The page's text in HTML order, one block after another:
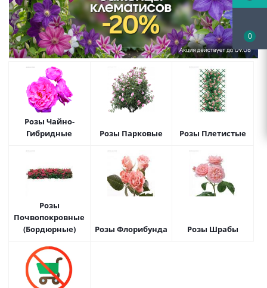
Розы Чайно-
Гибридные
Розы Парковые Розы Плетистые
Розы
Почвопокровные
(Бордюрные)
Розы Флорибунда Розы Шрабы
0